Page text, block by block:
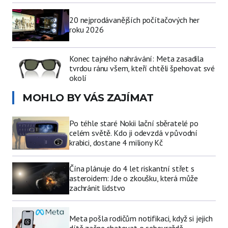
20 nejprodávanějších počítačových her
roku 2026
Konec tajného nahrávání: Meta zasadila
tvrdou ránu všem, kteří chtěli špehovat své
okolí
MOHLO BY VÁS ZAJÍMAT
Po téhle staré Nokii lační sběratelé po
celém světě. Kdo ji odevzdá v původní
krabici, dostane 4 miliony Kč
Čína plánuje do 4 let riskantní střet s
asteroidem: Jde o zkoušku, která může
zachránit lidstvo
Meta pošla rodičům notifikaci, když si jejich